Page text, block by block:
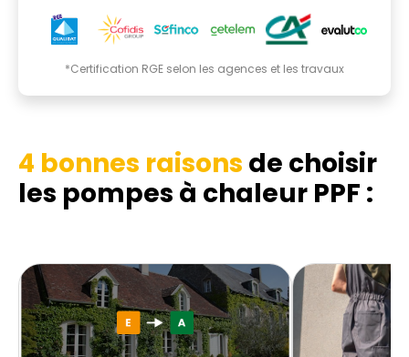
*Certification RGE selon les agences et les travaux
4 bonnes raisons de choisir
les pompes à chaleur PPF :